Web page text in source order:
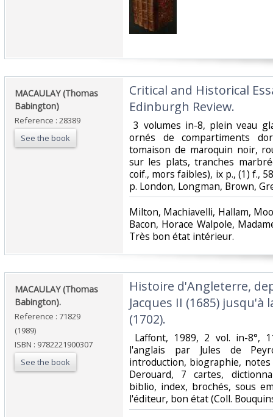
‎MACAULAY (Thomas
Babington)‎
Reference : 28389
See the book
‎Critical and Historical
Edinburgh Review.‎
3 volumes in-8, plein veau
ornés de compartiments
tomaison de maroquin noir,
sur les plats, tranches
coif., mors faibles), ix p., (1) f.,
p. London, Longman, Brown,
‎Milton, Machiavelli, Hallam,
Bacon, Horace Walpole,
Très bon état intérieur. ‎
‎MACAULAY (Thomas
Babington).‎
Reference : 71829
(1989)
ISBN : 9782221900307
See the book
‎Histoire d'Angleterre,
Jacques II (1685)
(1702).‎
Laffont, 1989, 2 vol. in-8°,
l'anglais par Jules de
introduction, biographie,
Derouard, 7 cartes,
biblio, index, brochés, sous
l'éditeur, bon état (Coll.